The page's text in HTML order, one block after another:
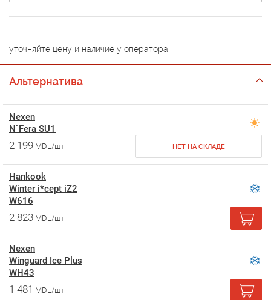
уточняйте цену и наличие у оператора
Альтернатива
Nexen
N`Fera SU1
2 199 MDL/шт НЕТ НА СКЛАДЕ
Hankook
Winter i*cept iZ2
W616
2 823 MDL/шт
Nexen
Winguard Ice Plus
WH43
1 481 MDL/шт